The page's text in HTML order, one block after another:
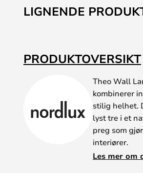
til
begynnelsen
LIGNENDE
PRODUKTOVERSIKT
Theo Wall
kombinerer
stilig helhet.
lyst tre i et
preg som
interiører.
Det solide
Les mer om